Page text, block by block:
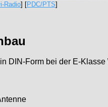
Radio] [PDC/PTS]
DIN-Form bei der E-Klasse